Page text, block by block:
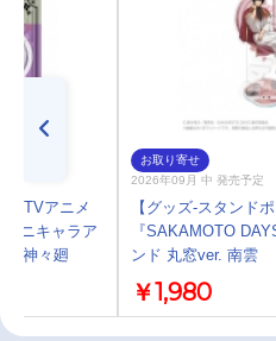
】TVアニメ
ニキャラア
神々廻
お取り寄せ
2026年09月 中 発売予定
【グッズ-スタンド
『SAKAMOTO
ンド 丸窓ver. 南雲
￥1,980